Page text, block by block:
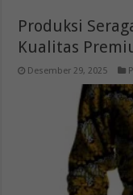
Produksi
Kualitas
Desember 29, 2025